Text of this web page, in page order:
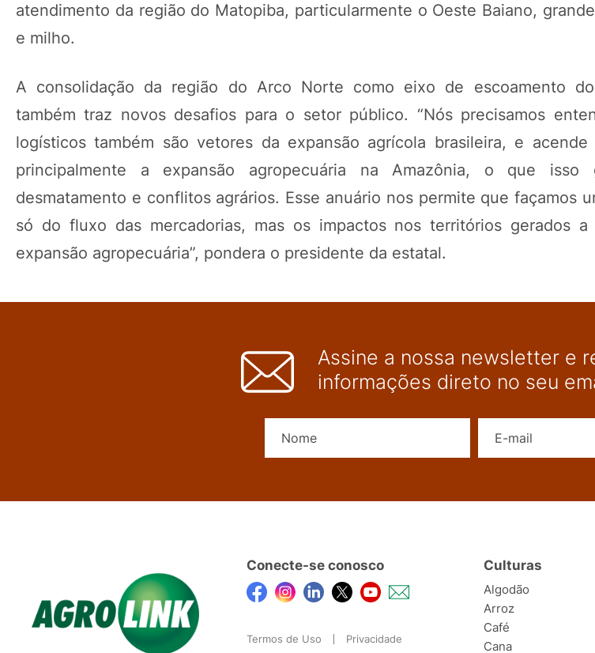
atendimento da região do Matopiba, particularmente o Oeste Baiano,
e milho.
A consolidação da região do Arco Norte como eixo de escoamento
também traz novos desafios para o setor público. “Nós precisamos
logísticos também são vetores da expansão agrícola brasileira, e acende
principalmente a expansão agropecuária na Amazônia, o que isso
desmatamento e conflitos agrários. Esse anuário nos permite que façamos
só do fluxo das mercadorias, mas os impactos nos territórios gerados
expansão agropecuária”, pondera o presidente da estatal.
Assine a nossa newsletter e
informações direto no seu
Conecte-se conosco
Termos de Uso Privacidade
Culturas
Algodão
Arroz
Café
Cana